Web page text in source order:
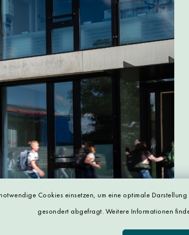
Cookies einsetzen, um eine optimale
gesondert abgefragt. Weitere Informationen